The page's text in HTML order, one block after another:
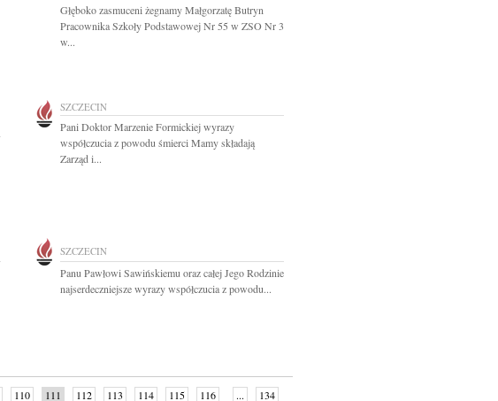
Głęboko zasmuceni żegnamy Małgorzatę Butryn
Pracownika Szkoły Podstawowej Nr 55 w ZSO Nr 3
w...
SZCZECIN
Pani Doktor Marzenie Formickiej wyrazy
współczucia z powodu śmierci Mamy składają
Zarząd i...
SZCZECIN
Panu Pawłowi Sawińskiemu oraz całej Jego Rodzinie
najserdeczniejsze wyrazy współczucia z powodu...
110 111 112 113 114 115 116 ... 134